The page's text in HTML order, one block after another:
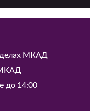
МКАД
МКАД
до 14:00